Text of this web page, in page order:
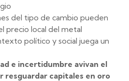
del tipo de cambio pueden
precio local del metal
político y social juega un
e incertidumbre avivan el
resguardar capitales en oro